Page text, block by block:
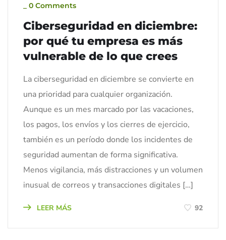
0 Comments
Ciberseguridad en diciembre:
por qué tu empresa es más
vulnerable de lo que crees
La ciberseguridad en diciembre se convierte en
una prioridad para cualquier organización.
Aunque es un mes marcado por las vacaciones,
los pagos, los envíos y los cierres de ejercicio,
también es un período donde los incidentes de
seguridad aumentan de forma significativa.
Menos vigilancia, más distracciones y un volumen
inusual de correos y transacciones digitales […]
LEER MÁS 92